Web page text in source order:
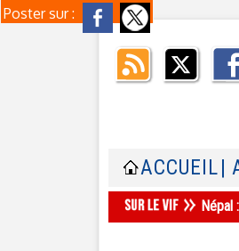
Poster sur :
ACCUEIL
Népal